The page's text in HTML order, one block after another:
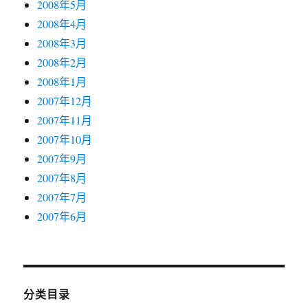
2008年5月
2008年4月
2008年3月
2008年2月
2008年1月
2007年12月
2007年11月
2007年10月
2007年9月
2007年8月
2007年7月
2007年6月
分类目录